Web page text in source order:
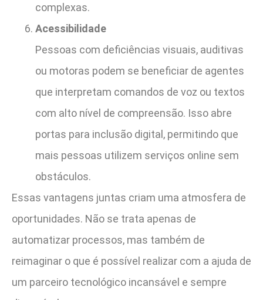
complexas.
Acessibilidade
Pessoas com deficiências visuais, auditivas
ou motoras podem se beneficiar de agentes
que interpretam comandos de voz ou textos
com alto nível de compreensão. Isso abre
portas para inclusão digital, permitindo que
mais pessoas utilizem serviços online sem
obstáculos.
Essas vantagens juntas criam uma atmosfera de
oportunidades. Não se trata apenas de
automatizar processos, mas também de
reimaginar o que é possível realizar com a ajuda de
um parceiro tecnológico incansável e sempre